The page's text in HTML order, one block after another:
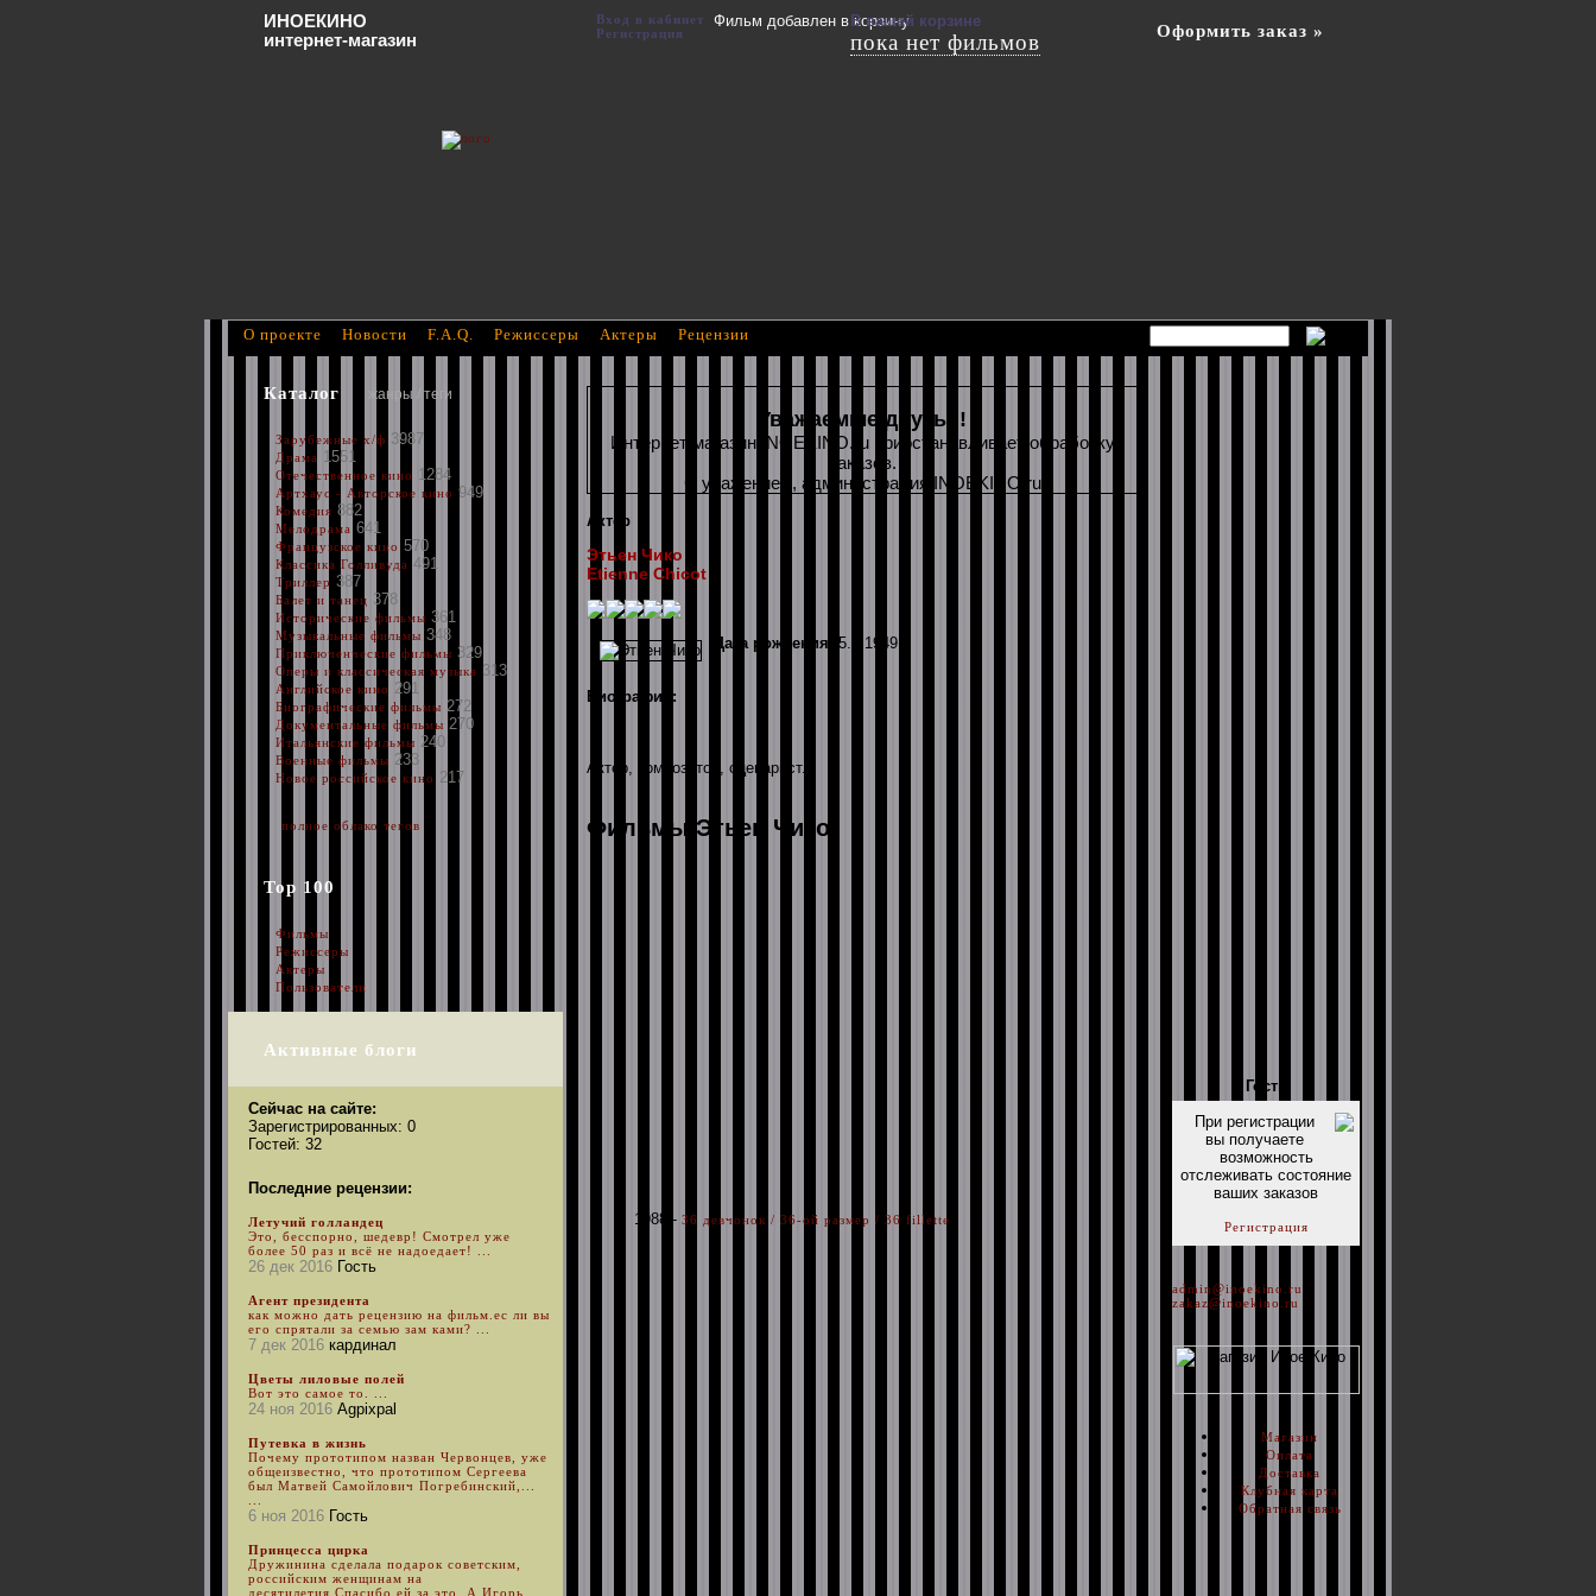
Уважаемые друзья!
Интернет магазин INOEKINO.ru приостанавливает обработку
заказов.
С уважением, администрация INOEKINO.ru
Актер
Этьен Чико
Etienne Chicot
Дата рождения: 5.5.1949
Биография:
Актер, композитор, сценарист.
Фильмы Этьен Чико:
1988 - 36 девчонок / 36-ой размер / 36 fillette
Каталог жанры / теги
Зарубежные х/ф 3987
Драма 1551
Отечественное кино 1284
Артхаус - Авторское кино 949
Комедия 882
Мелодрама 641
Французское кино 570
Классика Голливуда 491
Триллер 387
Балет и танец 378
Исторические фильмы 361
Музыкальные фильмы 348
Приключенческие фильмы 329
Оперы и классическая музыка 313
Английское кино 291
Биографические фильмы 272
Документальные фильмы 270
Итальянские фильмы 240
Военные фильмы 233
Новое российское кино 217
полное облако тегов
Top 100
Фильмы
Режиссеры
Актеры
Пользователи
Активные блоги
Сейчас на сайте:
Зарегистрированных: 0
Гостей: 32
Последние рецензии:
Летучий голландец
Это, бесспорно, шедевр! Смотрел уже
более 50 раз и всё не надоедает! ...
26 дек 2016 Гость
Агент президента
как можно дать рецензию на фильм.ес ли вы
его спрятали за семью зам ками? ...
7 дек 2016 кардинал
Цветы лиловые полей
Вот это самое то. ...
24 ноя 2016 Agpixpal
Путевка в жизнь
Почему прототипом назван Червонцев, уже
общеизвестно, что прототипом Сергеева
был Матвей Самойлович Погребинский,...
6 ноя 2016 Гость
Принцесса цирка
Дружинина сделала подарок советским,
российским женщинам на
десятилетия.Спасибо ей за это. А Игорь
Гость
При регистрации
вы получаете
возможность
отслеживать состояние
ваших заказов
Регистрация
admin@inoekino.ru
zakaz@inoekino.ru
Магазин
Оплата
Доставка
Клубная карта
Обратная связь
О проекте Новости F.A.Q. Режиссеры Актеры Рецензии
Фильм добавлен в корзину
ИНОЕКИНО
интернет-магазин
Вход в кабинет
Регистрация
В вашей корзине
пока нет фильмов Оформить заказ »